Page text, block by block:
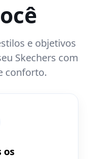
e objetivos
Skechers com
conforto.
os